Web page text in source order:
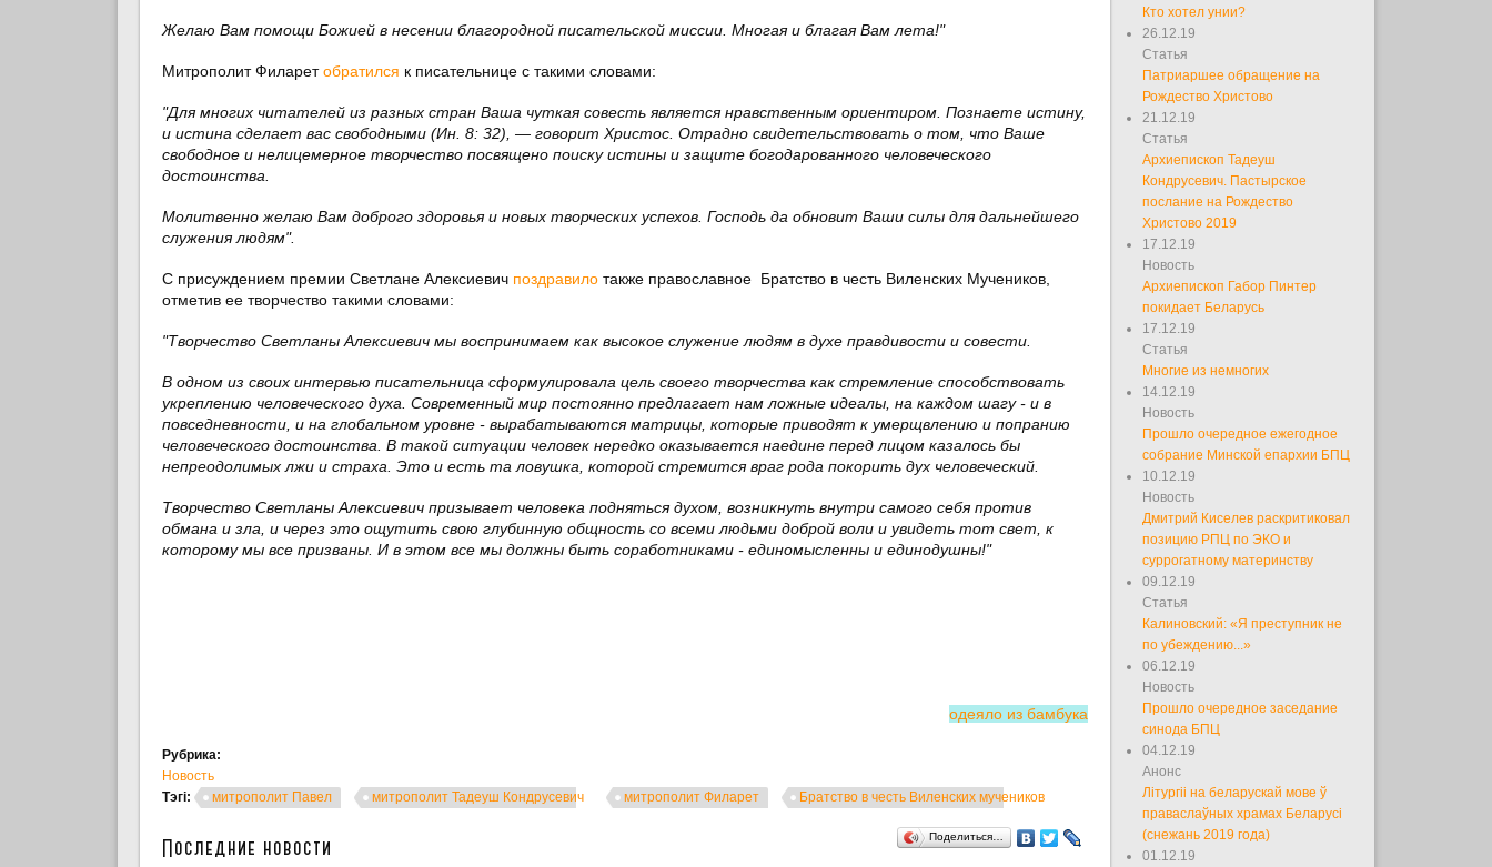
Желаю Вам помощи Божией в несении благородной писательской миссии. Многая и благая Вам лета!"
Митрополит Филаретобратился к писательнице с такими словами:
"Для многих читателей из разных стран Ваша чуткая совесть является нравственным ориентиром. Познаете истину,
и истина сделает вас свободными (Ин. 8: 32), — говорит Христос. Отрадно свидетельствовать о том, что Ваше
свободное и нелицемерное творчество посвящено поиску истины и защите богодарованного человеческого
достоинства.
Молитвенно желаю Вам доброго здоровья и новых творческих успехов. Господь да обновит Ваши силы для дальнейшего
служения людям".
С присуждением премии Светлане Алексиевич поздравилотакже православное Братство в честь Виленских Мучеников,
отметив ее творчество такими словами:
"Творчество Светланы Алексиевич мы воспринимаем как высокое служение людям в духе правдивости и совести.
В одном из своих интервью писательница сформулировала цель своего творчества как стремление способствовать
укреплению человеческого духа. Современный мир постоянно предлагает нам ложные идеалы, на каждом шагу - и в
повседневности, и на глобальном уровне - вырабатываются матрицы, которые приводят к умерщвлению и попранию
человеческого достоинства. В такой ситуации человек нередко оказывается наедине перед лицом казалось бы
непреодолимых лжи и страха. Это и есть та ловушка, которой стремится враг рода покорить дух человеческий.
Творчество Светланы Алексиевич призывает человека подняться духом, возникнуть внутри самого себя против
обмана и зла, и через это ощутить свою глубинную общность со всеми людьми доброй воли и увидеть тот свет, к
которому мы все призваны. И в этом все мы должны быть соработниками - единомысленны и единодушны!"
одеяло из бамбука
Рубрика:
Новость
Тэгі:
митрополит Павел митрополит Тадеуш Кондрусевич митрополит Филарет Братство в честь Виленских мучеников
Поделиться…
Последние новости
Кто хотел унии?
26.12.19
Статья
Патриаршее обращение на
Рождество Христово
21.12.19
Статья
Архиепископ Тадеуш
Кондрусевич. Пастырское
послание на Рождество
Христово 2019
17.12.19
Новость
Архиепископ Габор Пинтер
покидает Беларусь
17.12.19
Статья
Многие из немногих
14.12.19
Новость
Прошло очередное ежегодное
собрание Минской епархии БПЦ
10.12.19
Новость
Дмитрий Киселев раскритиковал
позицию РПЦ по ЭКО и
суррогатному материнству
09.12.19
Статья
Калиновский: «Я преступник не
по убеждению...»
06.12.19
Новость
Прошло очередное заседание
синода БПЦ
04.12.19
Анонс
Літургіі на беларускай мове ў
праваслаўных храмах Беларусі
(снежань 2019 года)
01.12.19